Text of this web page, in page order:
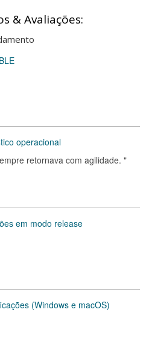
& Avaliações:
operacional
retornava com agilidade. "
em modo release
(Windows e macOS)